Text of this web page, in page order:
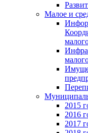
Малое и
2015
2016
2017